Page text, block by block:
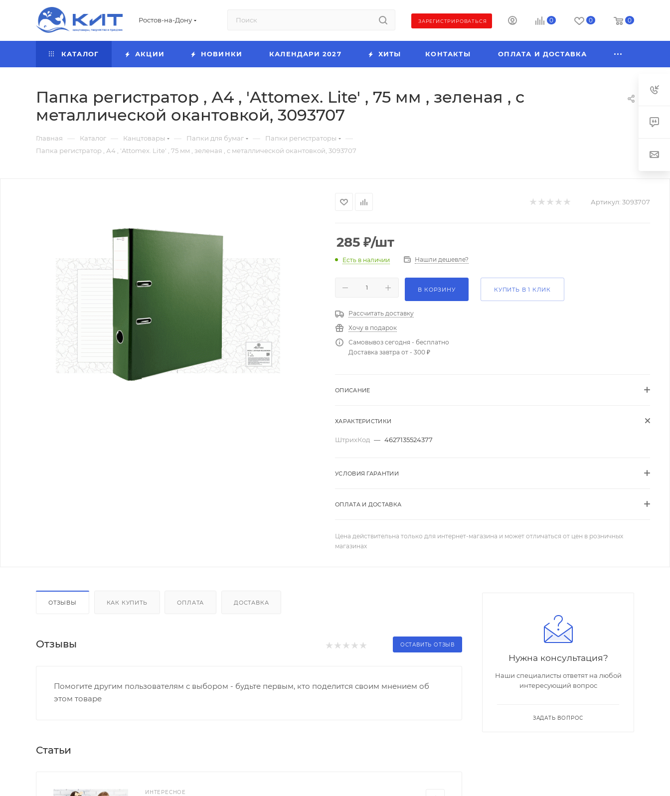
Ростов-на-Дону ЗАРЕГИСТРИРОВАТЬСЯ 0 0 0
КАТАЛОГ АКЦИИ НОВИНКИ КАЛЕНДАРИ 2027 ХИТЫ КОНТАКТЫ ОПЛАТА И ДОСТАВКА
Папка регистратор , А4 , 'Attomex. Lite' , 75 мм , зеленая , c
металлической окантовкой, 3093707
Главная — Каталог — Канцтовары — Папки для бумаг — Папки регистраторы —
Папка регистратор , А4 , 'Attomex. Lite' , 75 мм , зеленая , c металлической окантовкой, 3093707
Артикул: 3093707
285 ₽/шт
Есть в наличии Нашли дешевле?
В КОРЗИНУ КУПИТЬ В 1 КЛИК
Рассчитать доставку
Хочу в подарок
Самовывоз сегодня - бесплатно
Доставка завтра от - 300 ₽
ОПИСАНИЕ
ХАРАКТЕРИСТИКИ
ШтрихКод — 4627135524377
УСЛОВИЯ ГАРАНТИИ
ОПЛАТА И ДОСТАВКА
Цена действительна только для интернет-магазина и может отличаться от цен в розничных
магазинах
ОТЗЫВЫ КАК КУПИТЬ ОПЛАТА ДОСТАВКА
Отзывы ОСТАВИТЬ ОТЗЫВ
Помогите другим пользователям с выбором - будьте первым, кто поделится своим мнением об
этом товаре
Статьи
ИНТЕРЕСНОЕ
Нужна консультация?
Наши специалисты ответят на любой
интересующий вопрос
ЗАДАТЬ ВОПРОС